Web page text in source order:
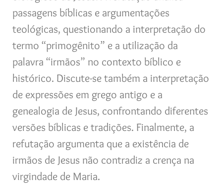
passagens bíblicas e argumentações
teológicas, questionando a interpretação do
termo “primogênito” e a utilização da
palavra “irmãos” no contexto bíblico e
histórico. Discute-se também a interpretação
de expressões em grego antigo e a
genealogia de Jesus, confrontando diferentes
versões bíblicas e tradições. Finalmente, a
refutação argumenta que a existência de
irmãos de Jesus não contradiz a crença na
virgindade de Maria.